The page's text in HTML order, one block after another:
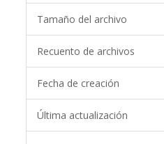
Tamaño del archivo
Recuento de archivos
Fecha de creación
Última actualización